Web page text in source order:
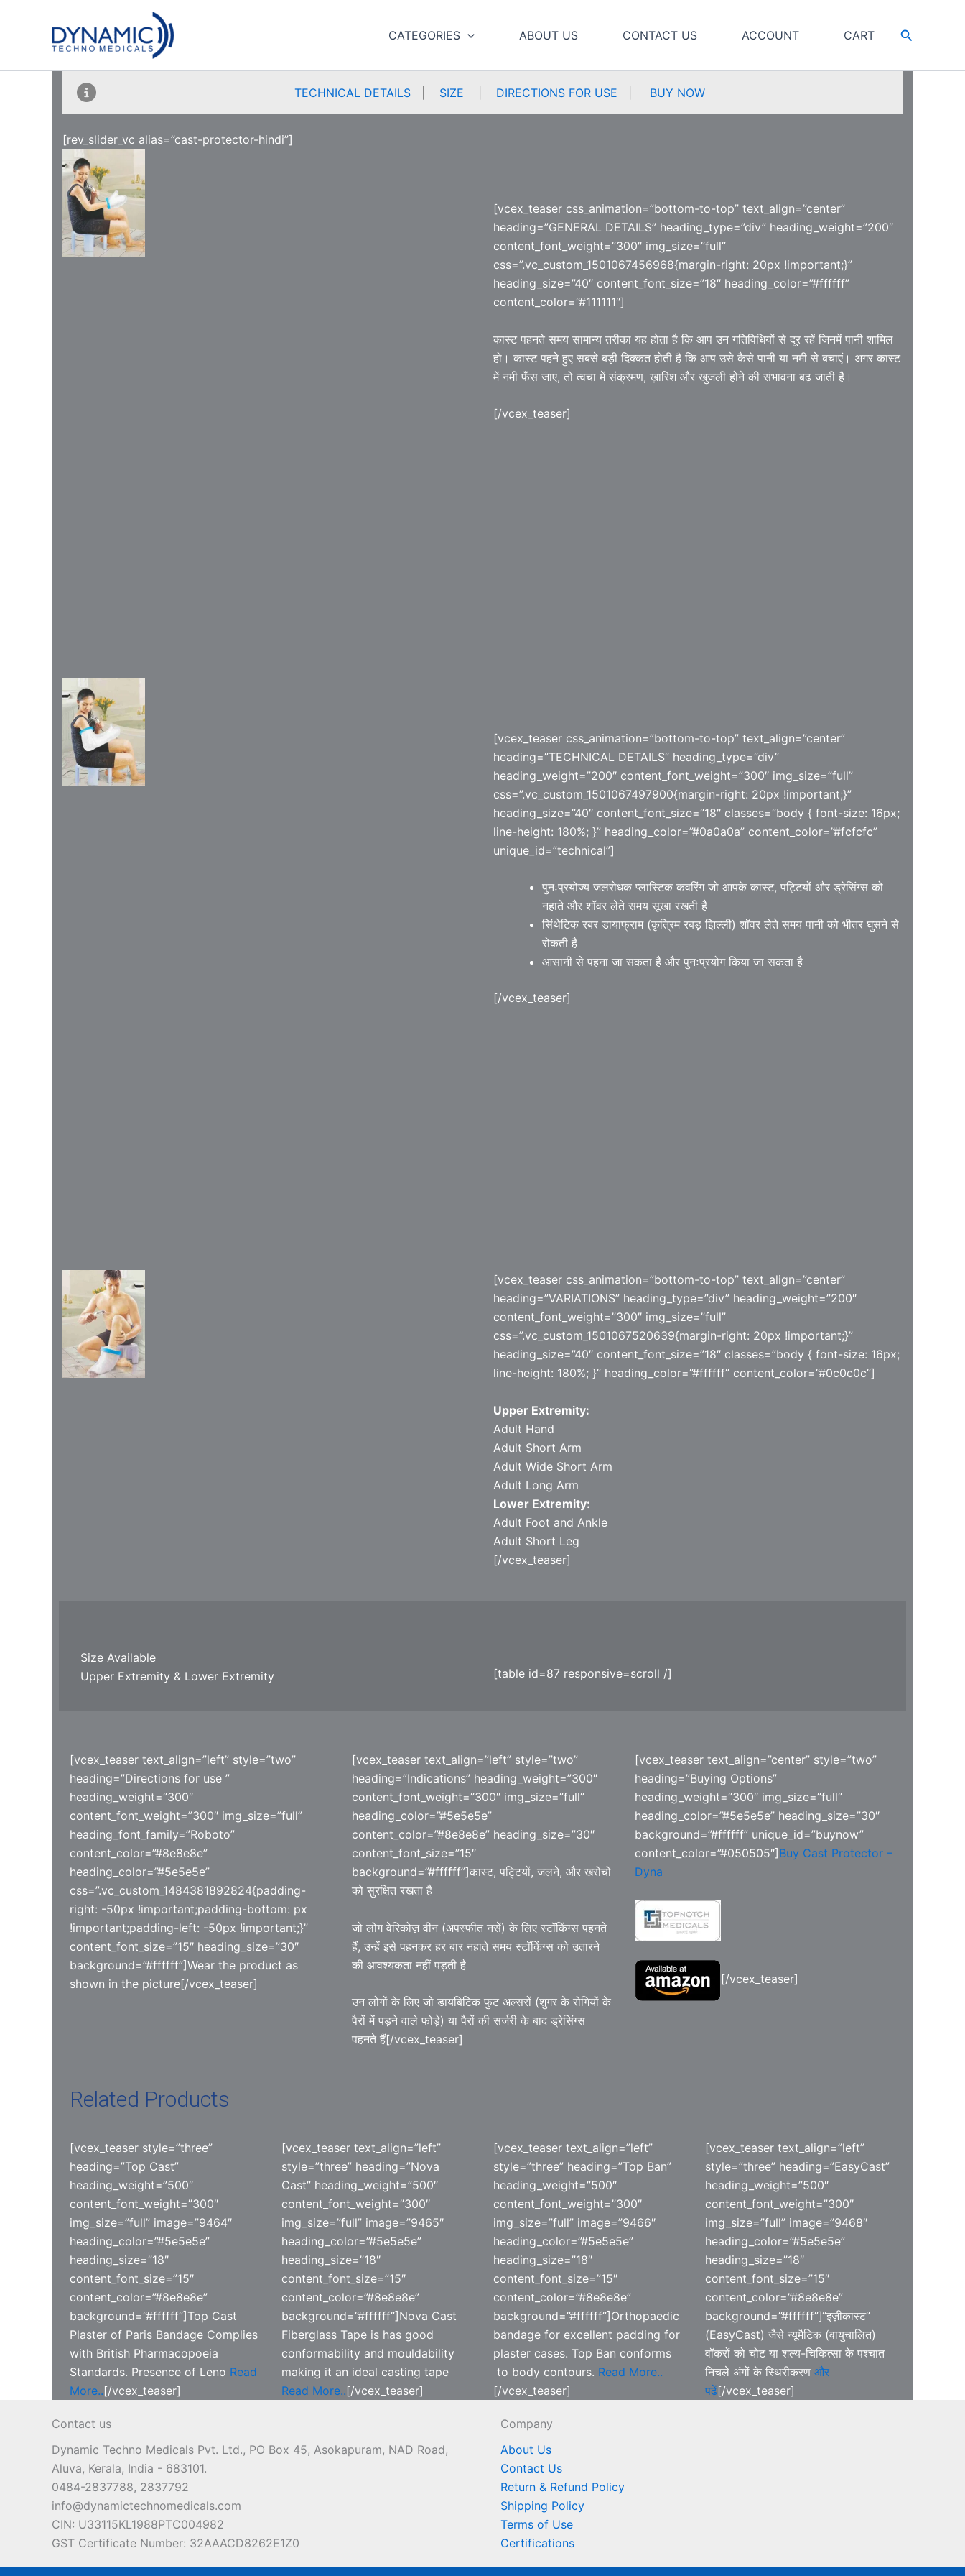
CATEGORIES ABOUT US CONTACT US ACCOUNT CART Search
TECHNICAL DETAILS SIZE DIRECTIONS FOR USE BUY NOW
[rev_slider_vc alias=”cast-protector-hindi”]
[vcex_teaser css_animation=”bottom-to-top” text_align=”center”
heading=”GENERAL DETAILS” heading_type=”div” heading_weight=”200″
content_font_weight=”300″ img_size=”full”
css=”.vc_custom_1501067456968{margin-right: 20px !important;}”
heading_size=”40″ content_font_size=”18″ heading_color=”#ffffff”
content_color=”#111111″]
कास्ट पहनते समय सामान्य तरीका यह होता है कि आप उन गतिविधियों से दूर रहें जिनमें पानी शामिल
हो। कास्ट पहने हुए सबसे बड़ी दिक्कत होती है कि आप उसे कैसे पानी या नमी से बचाएं। अगर कास्ट
में नमी फँस जाए, तो त्वचा में संक्रमण, ख़ारिश और खुजली होने की संभावना बढ़ जाती है।
[/vcex_teaser]
[vcex_teaser css_animation=”bottom-to-top” text_align=”center”
heading=”TECHNICAL DETAILS” heading_type=”div”
heading_weight=”200″ content_font_weight=”300″ img_size=”full”
css=”.vc_custom_1501067497900{margin-right: 20px !important;}”
heading_size=”40″ content_font_size=”18″ classes=”body { font-size: 16px;
line-height: 180%; }” heading_color=”#0a0a0a” content_color=”#fcfcfc”
unique_id=”technical”]
पुनःप्रयोज्य जलरोधक प्लास्टिक कवरिंग जो आपके कास्ट, पट्टियों और ड्रेसिंग्स को
नहाते और शॉवर लेते समय सूखा रखती है
सिंथेटिक रबर डायाफ्राम (कृत्रिम रबड़ झिल्ली) शॉवर लेते समय पानी को भीतर घुसने से
रोकती है
आसानी से पहना जा सकता है और पुनःप्रयोग किया जा सकता है
[/vcex_teaser]
[vcex_teaser css_animation=”bottom-to-top” text_align=”center”
heading=”VARIATIONS” heading_type=”div” heading_weight=”200″
content_font_weight=”300″ img_size=”full”
css=”.vc_custom_1501067520639{margin-right: 20px !important;}”
heading_size=”40″ content_font_size=”18″ classes=”body { font-size: 16px;
line-height: 180%; }” heading_color=”#ffffff” content_color=”#0c0c0c”]
Upper Extremity:
Adult Hand
Adult Short Arm
Adult Wide Short Arm
Adult Long Arm
Lower Extremity:
Adult Foot and Ankle
Adult Short Leg
[/vcex_teaser]
Size Available
Upper Extremity & Lower Extremity
[table id=87 responsive=scroll /]
[vcex_teaser text_align=”left” style=”two”
heading=”Directions for use ”
heading_weight=”300″
content_font_weight=”300″ img_size=”full”
heading_font_family=”Roboto”
content_color=”#8e8e8e”
heading_color=”#5e5e5e”
css=”.vc_custom_1484381892824{padding-
right: -50px !important;padding-bottom: px
!important;padding-left: -50px !important;}”
content_font_size=”15″ heading_size=”30″
background=”#ffffff”]Wear the product as
shown in the picture[/vcex_teaser]
[vcex_teaser text_align=”left” style=”two”
heading=”Indications” heading_weight=”300″
content_font_weight=”300″ img_size=”full”
heading_color=”#5e5e5e”
content_color=”#8e8e8e” heading_size=”30″
content_font_size=”15″
background=”#ffffff”]कास्ट, पट्टियों, जलने, और खरोंचों
को सुरक्षित रखता है
जो लोग वेरिकोज़ वीन (अपस्फीत नसें) के लिए स्टॉकिंग्स पहनते
हैं, उन्हें इसे पहनकर हर बार नहाते समय स्टॉकिंग्स को उतारने
की आवश्यकता नहीं पड़ती है
उन लोगों के लिए जो डायबिटिक फुट अल्सरों (शुगर के रोगियों के
पैरों में पड़ने वाले फोड़े) या पैरों की सर्जरी के बाद ड्रेसिंग्स
पहनते हैं[/vcex_teaser]
[vcex_teaser text_align=”center” style=”two”
heading=”Buying Options”
heading_weight=”300″ img_size=”full”
heading_color=”#5e5e5e” heading_size=”30″
background=”#ffffff” unique_id=”buynow”
content_color=”#050505″] Buy Cast Protector –
Dyna
[/vcex_teaser]
Related Products
[vcex_teaser style=”three”
heading=”Top Cast”
heading_weight=”500″
content_font_weight=”300″
img_size=”full” image=”9464″
heading_color=”#5e5e5e”
heading_size=”18″
content_font_size=”15″
content_color=”#8e8e8e”
background=”#ffffff”]Top Cast
Plaster of Paris Bandage Complies
with British Pharmacopoeia
Standards. Presence of Leno Read
More..[/vcex_teaser]
[vcex_teaser text_align=”left”
style=”three” heading=”Nova
Cast” heading_weight=”500″
content_font_weight=”300″
img_size=”full” image=”9465″
heading_color=”#5e5e5e”
heading_size=”18″
content_font_size=”15″
content_color=”#8e8e8e”
background=”#ffffff”]Nova Cast
Fiberglass Tape is has good
conformability and mouldability
making it an ideal casting tape
Read More..[/vcex_teaser]
[vcex_teaser text_align=”left”
style=”three” heading=”Top Ban”
heading_weight=”500″
content_font_weight=”300″
img_size=”full” image=”9466″
heading_color=”#5e5e5e”
heading_size=”18″
content_font_size=”15″
content_color=”#8e8e8e”
background=”#ffffff”]Orthopaedic
bandage for excellent padding for
plaster cases. Top Ban conforms
to body contours. Read More..
[/vcex_teaser]
[vcex_teaser text_align=”left”
style=”three” heading=”EasyCast”
heading_weight=”500″
content_font_weight=”300″
img_size=”full” image=”9468″
heading_color=”#5e5e5e”
heading_size=”18″
content_font_size=”15″
content_color=”#8e8e8e”
background=”#ffffff”]“इज़ीकास्ट”
(EasyCast) जैसे न्यूमैटिक (वायुचालित)
वॉकरों को चोट या शल्य-चिकित्सा के पश्चात
निचले अंगों के स्थिरीकरण और
पढ़ें[/vcex_teaser]
Contact us
Dynamic Techno Medicals Pvt. Ltd., PO Box 45, Asokapuram, NAD Road,
Aluva, Kerala, India - 683101.
0484-2837788, 2837792
info@dynamictechnomedicals.com
CIN: U33115KL1988PTC004982
GST Certificate Number: 32AAACD8262E1Z0
Company
About Us
Contact Us
Return & Refund Policy
Shipping Policy
Terms of Use
Certifications